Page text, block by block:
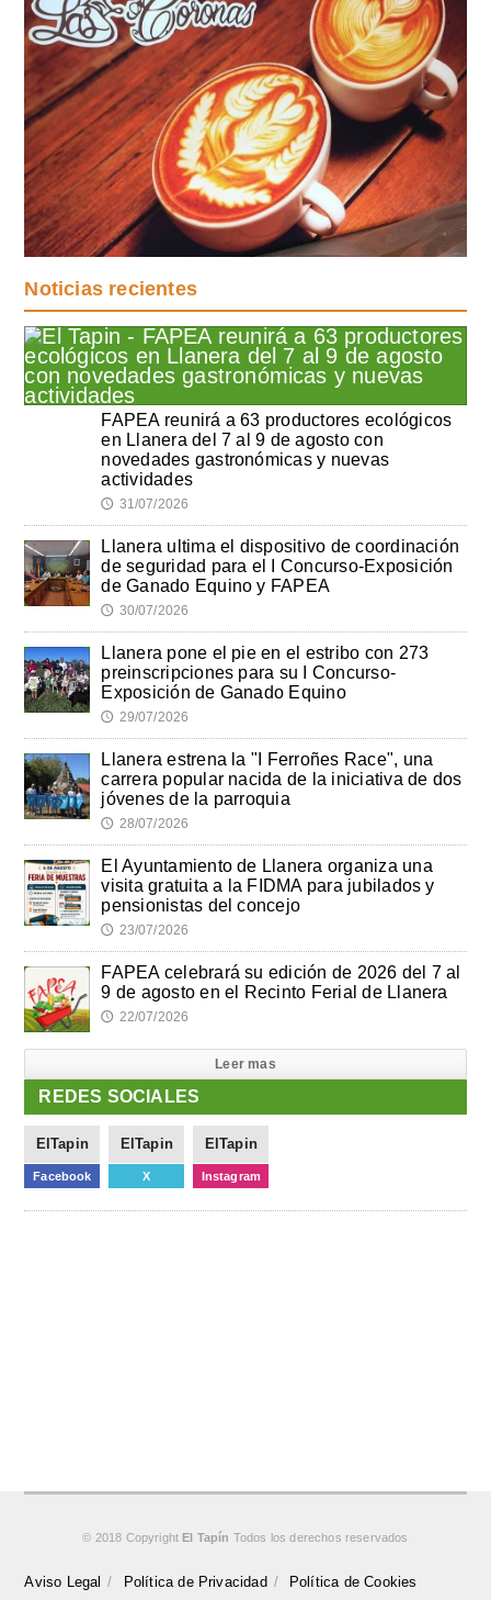
Noticias recientes
FAPEA reunirá a 63 productores ecológicos
en Llanera del 7 al 9 de agosto con
novedades gastronómicas y nuevas
actividades
🕔 31/07/2026
Llanera ultima el dispositivo de coordinación
de seguridad para el I Concurso-Exposición
de Ganado Equino y FAPEA
🕔 30/07/2026
Llanera pone el pie en el estribo con 273
preinscripciones para su I Concurso-
Exposición de Ganado Equino
🕔 29/07/2026
Llanera estrena la "I Ferroñes Race", una
carrera popular nacida de la iniciativa de dos
jóvenes de la parroquia
🕔 28/07/2026
El Ayuntamiento de Llanera organiza una
visita gratuita a la FIDMA para jubilados y
pensionistas del concejo
🕔 23/07/2026
FAPEA celebrará su edición de 2026 del 7 al
9 de agosto en el Recinto Ferial de Llanera
🕔 22/07/2026
Leer mas
REDES SOCIALES
ElTapin
Facebook
ElTapin
X
ElTapin
Instagram
© 2018 Copyright El Tapín Todos los derechos reservados
Aviso Legal Política de Privacidad Política de Cookies